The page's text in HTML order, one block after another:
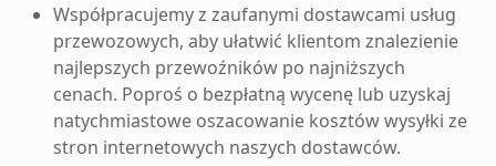
Współpracujemy z zaufanymi dostawcami usług
przewozowych, aby ułatwić klientom znalezienie
najlepszych przewoźników po najniższych
cenach. Poproś o bezpłatną wycenę lub uzyskaj
natychmiastowe oszacowanie kosztów wysyłki ze
stron internetowych naszych dostawców.